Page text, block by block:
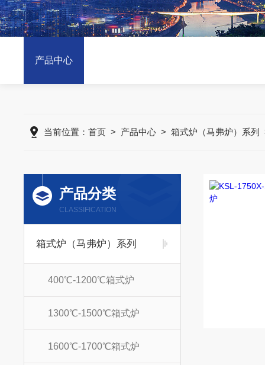
产品中心
当前位置：首页 > 产品中心 >箱式炉（马弗炉）系列
产品分类
CLASSIFICATION
箱式炉（马弗炉）系列
400℃-1200℃箱式炉
1300℃-1500℃箱式炉
1600℃-1700℃箱式炉